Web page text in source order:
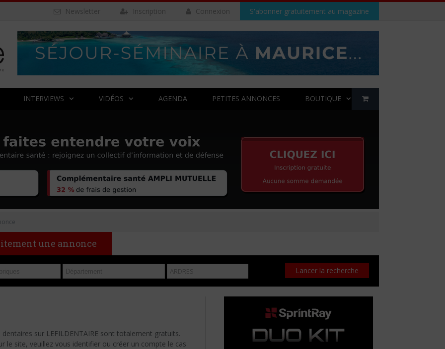
S'abonner gratuitement au magazine
Connexion
Inscription
Newsletter
INTERVIEWS VIDÉOS AGENDA PETITES ANNONCES BOUTIQUE
une annonce
sur LEFILDENTAIRE sont totalement gratuits.
le site, veuillez vous identifier ou créer un compte le cas